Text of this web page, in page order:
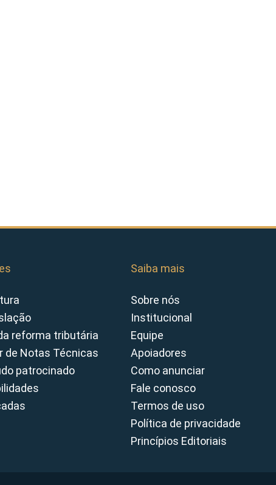
reforma tributária
de Notas Técnicas
patrocinado
Saiba mais
Sobre nós
Institucional
Equipe
Apoiadores
Como anunciar
Fale conosco
Termos de uso
Política de privacidade
Princípios Editoriais